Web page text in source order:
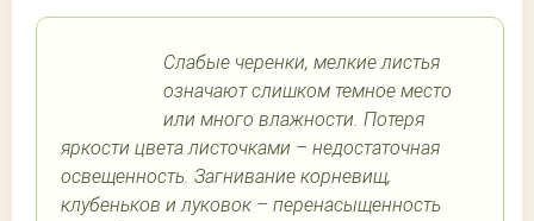
Слабые черенки, мелкие листья
означают слишком темное место
или много влажности. Потеря
яркости цвета листочками – недостаточная
освещенность. Загнивание корневищ,
клубеньков и луковок – перенасыщенность